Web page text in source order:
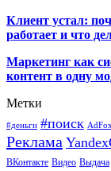
Клиент устал:
работает и что
Маркетинг как
контент в одну
Метки
#деньги #поиск AdFox
Реклама
ВКонтакте Видео Выдача